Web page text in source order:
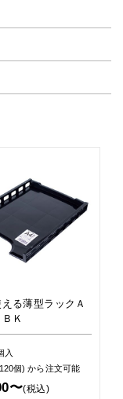
る薄型ラックＡ
Ｋ
入
個)から注文可能
〜(税込)